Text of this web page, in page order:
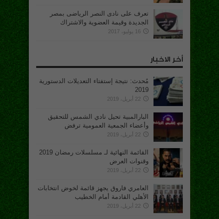
تعرف على نادى النصر الرياضى بمصر
الجديدة وقيمة العضوية والاشتراك
16 يوليو، 2017
أخر الاخبار
مُحدث: نتيجة إستفتاء التعديلات الدستورية
2019
22 أبريل، 2019
البارالمبية تحيل نادي الشمس للتحقيق
وأعضاء الجمعية العمومية ترفض
22 أبريل، 2019
القائمة النهائية لـ مسلسلات رمضان 2019
وقنوات العرض
22 أبريل، 2019
العامري فاروق يجهز قائمة لخوض انتخابات
الأهلي القادمة أمام الخطيب
22 أبريل، 2019